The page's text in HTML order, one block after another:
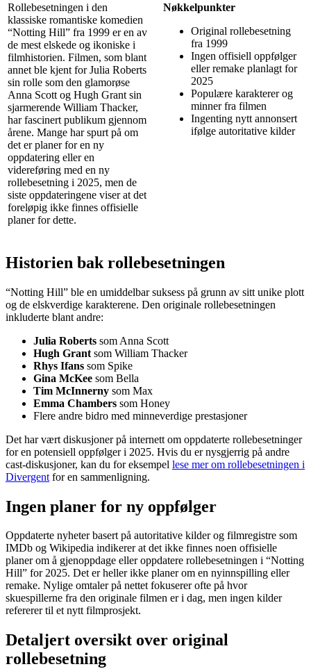
Rollebesetningen i den
klassiske romantiske komedien
“Notting Hill” fra 1999 er en av
de mest elskede og ikoniske i
filmhistorien. Filmen, som blant
annet ble kjent for Julia Roberts
sin rolle som den glamorøse
Anna Scott og Hugh Grant sin
sjarmerende William Thacker,
har fascinert publikum gjennom
årene. Mange har spurt på om
det er planer for en ny
oppdatering eller en
videreføring med en ny
rollebesetning i 2025, men de
siste oppdateringene viser at det
foreløpig ikke finnes offisielle
planer for dette.
Nøkkelpunkter
Original rollebesetning
fra 1999
Ingen offisiell oppfølger
eller remake planlagt for
2025
Populære karakterer og
minner fra filmen
Ingenting nytt annonsert
ifølge autoritative kilder
Historien bak rollebesetningen
“Notting Hill” ble en umiddelbar suksess på grunn av sitt unike plott
og de elskverdige karakterene. Den originale rollebesetningen
inkluderte blant andre:
Julia Roberts som Anna Scott
Hugh Grant som William Thacker
Rhys Ifans som Spike
Gina McKee som Bella
Tim McInnerny som Max
Emma Chambers som Honey
Flere andre bidro med minneverdige prestasjoner
Det har vært diskusjoner på internett om oppdaterte rollebesetninger
for en potensiell oppfølger i 2025. Hvis du er nysgjerrig på andre
cast-diskusjoner, kan du for eksempel lese mer om rollebesetningen i
Divergent for en sammenligning.
Ingen planer for ny oppfølger
Oppdaterte nyheter basert på autoritative kilder og filmregistre som
IMDb og Wikipedia indikerer at det ikke finnes noen offisielle
planer om å gjenoppdage eller oppdatere rollebesetningen i “Notting
Hill” for 2025. Det er heller ikke planer om en nyinnspilling eller
remake. Nylige omtaler på nettet fokuserer ofte på hvor
skuespillerne fra den originale filmen er i dag, men ingen kilder
refererer til et nytt filmprosjekt.
Detaljert oversikt over original
rollebesetning